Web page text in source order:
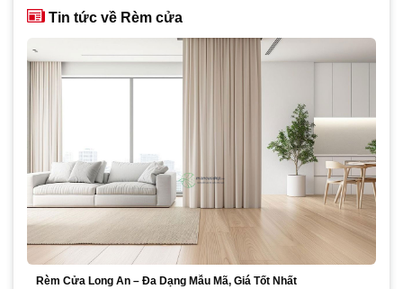
Tin tức về Rèm cửa
Rèm Cửa Long An – Đa Dạng Mẫu Mã, Giá Tốt Nhất